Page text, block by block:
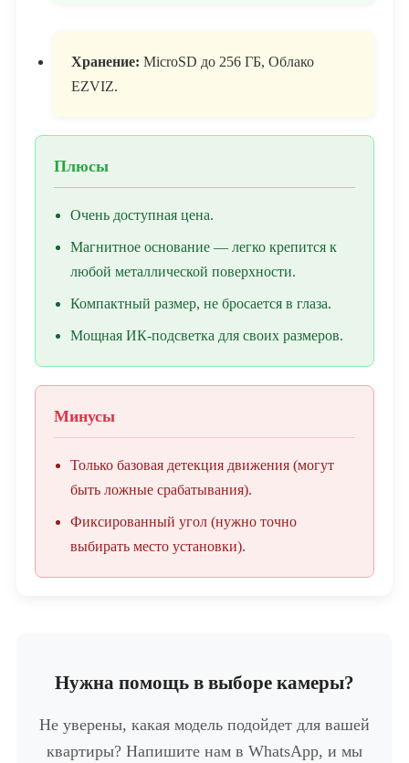
Хранение: MicroSD до 256 ГБ, Облако
EZVIZ.
Плюсы
Очень доступная цена.
Магнитное основание — легко крепится к
любой металлической поверхности.
Компактный размер, не бросается в глаза.
Мощная ИК-подсветка для своих размеров.
Минусы
Только базовая детекция движения (могут
быть ложные срабатывания).
Фиксированный угол (нужно точно
выбирать место установки).
Нужна помощь в выборе камеры?
Не уверены, какая модель подойдет для вашей
квартиры? Напишите нам в WhatsApp, и мы